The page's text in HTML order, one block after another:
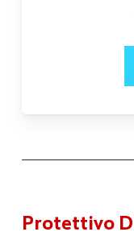
Protettivo